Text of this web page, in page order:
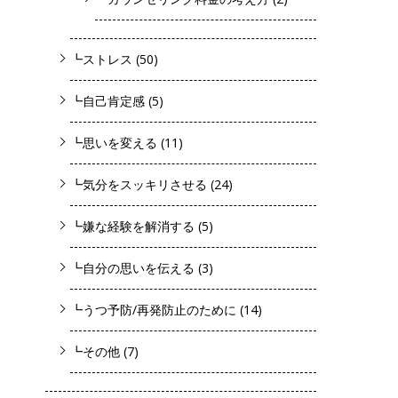
┗ストレス (50)
┗自己肯定感 (5)
┗思いを変える (11)
┗気分をスッキリさせる (24)
┗嫌な経験を解消する (5)
┗自分の思いを伝える (3)
┗うつ予防/再発防止のために (14)
┗その他 (7)